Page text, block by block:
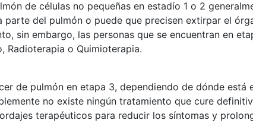
de células no pequeñas en estadío 1 o 2
parte del pulmón o puede que precisen extirpar el
sin embargo, las personas que se encuentran en
Radioterapia o Quimioterapia.
de pulmón en etapa 3, dependiendo de dónde
no existe ningún tratamiento que cure
terapéuticos para reducir los síntomas y